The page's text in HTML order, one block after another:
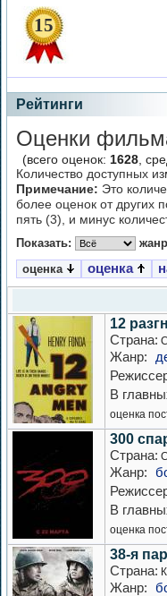
15
Рейтинги
Оценки
(всего оценок: 1628 ,
Количество доступных
Примечание: Это
более оценок от других
пять (3), и минус
Показать:
оценка
оценка
12
Страна:
Жанр:
В
оценка
300
Страна:
Жанр:
В
оценка
38-я
Страна:
Жанр: